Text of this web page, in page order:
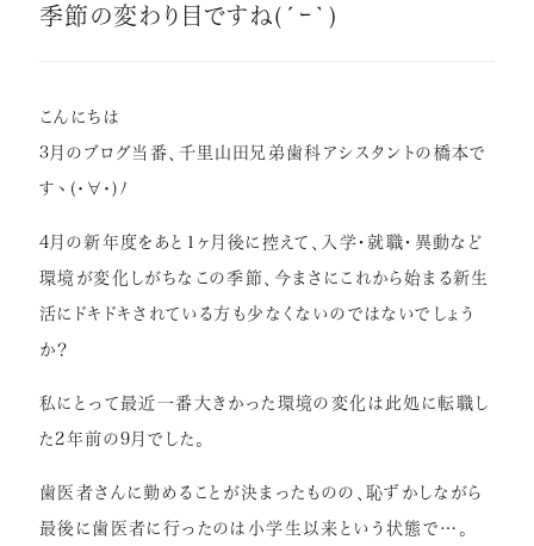
症例紹介
インプラント
矯正歯科
セラミック治療
季節の変わり目ですね(´ｰ｀)
こんにちは
3月のブログ当番、千里山田兄弟歯科アシスタントの橋本で
すヽ(･∀･)ﾉ
4月の新年度をあと1ヶ月後に控えて、入学・就職・異動など
環境が変化しがちなこの季節、今まさにこれから始まる新生
活にドキドキされている方も少なくないのではないでしょう
か？
私にとって最近一番大きかった環境の変化は此処に転職し
た2年前の9月でした。
歯医者さんに勤めることが決まったものの、恥ずかしながら
最後に歯医者に行ったのは小学生以来という状態で…。